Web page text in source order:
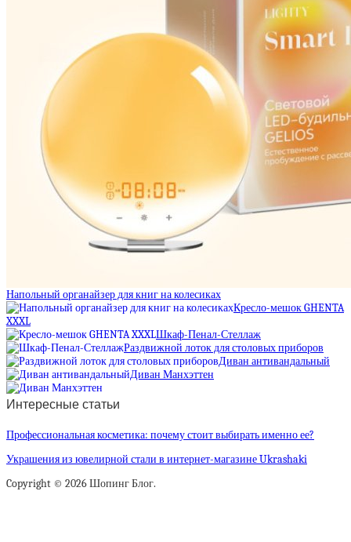
Напольный органайзер для книг на колесиках
Кресло-мешок GHENTA
XXXL
Шкаф-Пенал-Стеллаж
Раздвижной лоток для столовых приборов
Диван антивандальный
Диван Манхэттен
Интересные статьи
Профессиональная косметика: почему стоит выбирать именно ее?
Украшения из ювелирной стали в интернет-магазине Ukrashaki
Copyright © 2026 Шопинг Блог.